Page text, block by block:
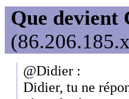
Que devient
@Didier :
Didier, tu ne